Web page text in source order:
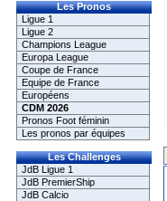
Les Pronos
Ligue 1
Ligue 2
Champions League
Europa League
Coupe de France
Equipe de France
Européens
CDM 2026
Pronos Foot féminin
Les pronos par équipes
Les Challenges
JdB Ligue 1
JdB PremierShip
JdB Calcio